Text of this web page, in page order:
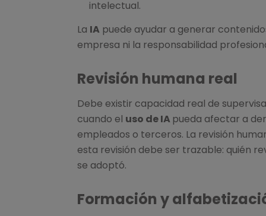
intelectual.
La IApuede ayudar a generar
empresa ni la responsabilidad
Revisión humana real
Debe existir capacidad real de
cuando el uso de IApueda afectar a
empleados o terceros. La revisión
esta revisión debe ser trazable: quién
se adoptó.
Formación y